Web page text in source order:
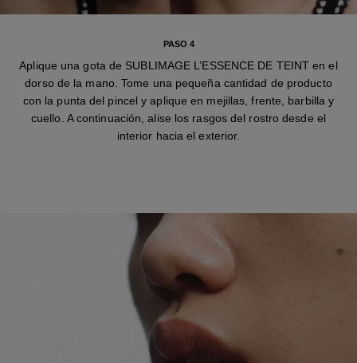
PASO 4
Aplique una gota de SUBLIMAGE L’ESSENCE DE TEINT en el
dorso de la mano. Tome una pequeña cantidad de producto
con la punta del pincel y aplique en mejillas, frente, barbilla y
cuello. A continuación, alise los rasgos del rostro desde el
interior hacia el exterior.